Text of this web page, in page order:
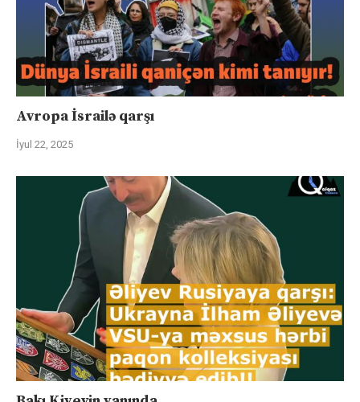
Avropa İsrailə qarşı
İyul 22, 2025